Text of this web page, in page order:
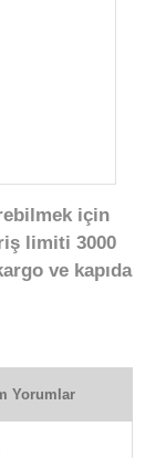
için
limiti 3000
ve kapıda
Yorumlar